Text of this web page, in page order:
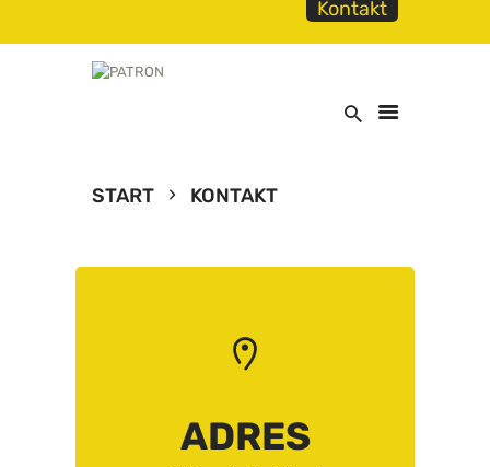
Kontakt
START
KONTAKT
O NAS
TABELA CZASÓW
ADRES